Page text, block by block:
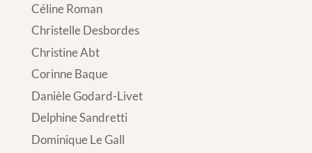
Céline Roman
Christelle Desbordes
Christine Abt
Corinne Baque
Danièle Godard-Livet
Delphine Sandretti
Dominique Le Gall